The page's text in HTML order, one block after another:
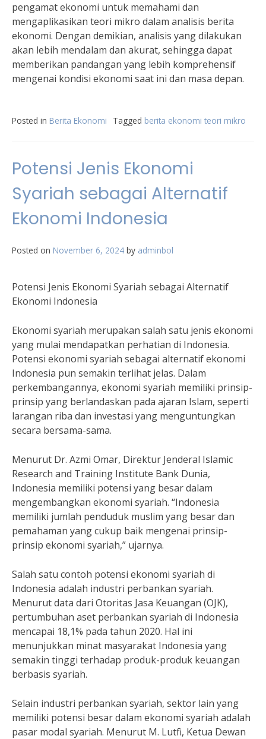
pengamat ekonomi untuk memahami dan
mengaplikasikan teori mikro dalam analisis berita
ekonomi. Dengan demikian, analisis yang dilakukan
akan lebih mendalam dan akurat, sehingga dapat
memberikan pandangan yang lebih komprehensif
mengenai kondisi ekonomi saat ini dan masa depan.
Posted in Berita Ekonomi Tagged berita ekonomi teori mikro
Potensi Jenis Ekonomi
Syariah sebagai Alternatif
Ekonomi Indonesia
Posted on November 6, 2024 by adminbol
Potensi Jenis Ekonomi Syariah sebagai Alternatif
Ekonomi Indonesia
Ekonomi syariah merupakan salah satu jenis ekonomi
yang mulai mendapatkan perhatian di Indonesia.
Potensi ekonomi syariah sebagai alternatif ekonomi
Indonesia pun semakin terlihat jelas. Dalam
perkembangannya, ekonomi syariah memiliki prinsip-
prinsip yang berlandaskan pada ajaran Islam, seperti
larangan riba dan investasi yang menguntungkan
secara bersama-sama.
Menurut Dr. Azmi Omar, Direktur Jenderal Islamic
Research and Training Institute Bank Dunia,
Indonesia memiliki potensi yang besar dalam
mengembangkan ekonomi syariah. “Indonesia
memiliki jumlah penduduk muslim yang besar dan
pemahaman yang cukup baik mengenai prinsip-
prinsip ekonomi syariah,” ujarnya.
Salah satu contoh potensi ekonomi syariah di
Indonesia adalah industri perbankan syariah.
Menurut data dari Otoritas Jasa Keuangan (OJK),
pertumbuhan aset perbankan syariah di Indonesia
mencapai 18,1% pada tahun 2020. Hal ini
menunjukkan minat masyarakat Indonesia yang
semakin tinggi terhadap produk-produk keuangan
berbasis syariah.
Selain industri perbankan syariah, sektor lain yang
memiliki potensi besar dalam ekonomi syariah adalah
pasar modal syariah. Menurut M. Lutfi, Ketua Dewan